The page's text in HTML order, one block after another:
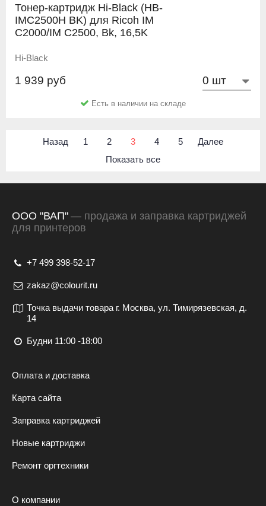
Тонер-картридж Hi-Black (HB-
IMC2500H BK) для Ricoh IM
C2000/IM C2500, Bk, 16,5K
Hi-Black
1 939 руб
Есть в наличии на складе
Назад 1 2 3 4 5
Далее
Показать все
ООО "ВАП" — продажа и заправка картриджей
для принтеров
+7 499 398-52-17
zakaz@colourit.ru
Точка выдачи товара г. Москва, ул. Тимирязевская, д.
14
Будни 11:00 -18:00
Оплата и доставка
Карта сайта
Заправка картриджей
Новые картриджи
Ремонт оргтехники
О компании